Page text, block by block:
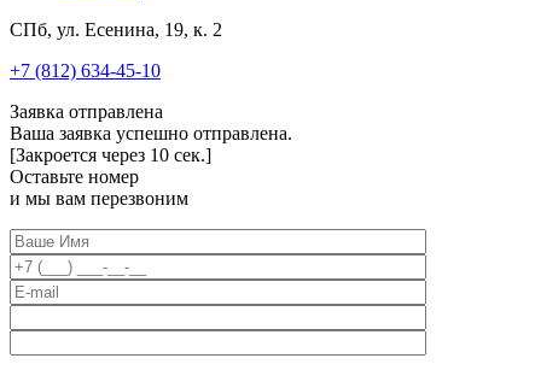
СПб, ул. Есенина, 19, к. 2
+7 (812) 634-45-10
Заявка отправлена
Ваша заявка успешно отправлена.
[Закроется через 10 сек.]
Оставьте номер
и мы вам перезвоним